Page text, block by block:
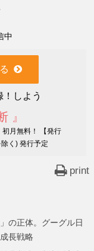
中
しよう
』
初月無料！ 【発行
く) 発行予定
print
の正体。グーグル日
長戦略